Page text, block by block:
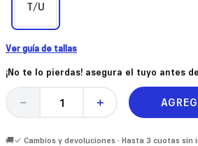
T/U
Ver guía de tallas
¡No te lo pierdas! asegura el tuyo antes
＋
－
🚚✓ Cambios y devoluciones · Hasta 3 cuotas sin